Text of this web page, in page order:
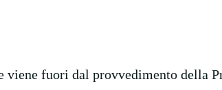
fuori dal provvedimento della